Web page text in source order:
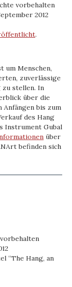
vorbehalten
2012
.
Menschen,
zuverlässige
stellen. In
über die
bis zum
des Hang
Instrument Gubal
über
befinden sich
“The Hang, an